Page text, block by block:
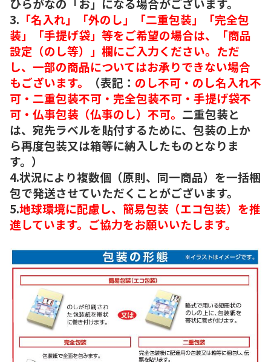
ひらがなの「お」になる場合がございます。
3. 「名入れ」「外のし」「二重包装」「完全包
装」「手提げ袋」等をご希望の場合は、「商品
設定（のし等）」欄にご入力ください。ただ
し、一部の商品についてはお承りできない場合
もございます。
（表記： のし不可・のし名入れ不
可・二重包装不可・完全包装不可・手提げ袋不
可・仏事包装（仏事のし）不可。 二重包装と
は、宛先ラベルを貼付するために、包装の上か
ら再度包装又は箱等に納入したものとなりま
す。）
4.状況により複数個（原則、同一商品）を一括梱
包で発送させていただくことがございます。
5.地球環境に配慮し、簡易包装（エコ包装）を推
進しています。ご協力をお願いいたします。